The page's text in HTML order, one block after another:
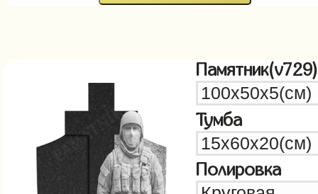
Памятник(v729)
Тумба
Полировка